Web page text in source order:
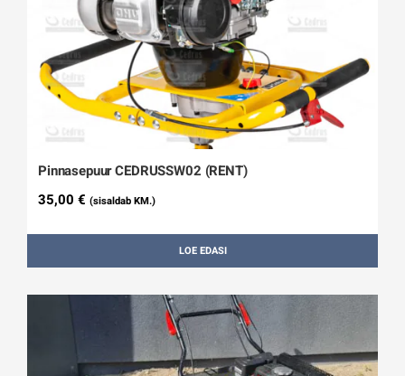
Pinnasepuur CEDRUSSW02 (RENT)
35,00 € (sisaldab KM.)
LOE EDASI